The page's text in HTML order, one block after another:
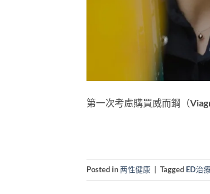
第一次考慮購買威而鋼（
Posted in两性健康 Tagged ED治